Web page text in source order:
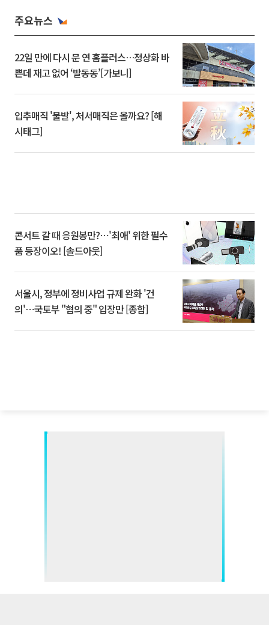
주요뉴스
22일 만에 다시 문 연 홈플러스…정상화 바
쁜데 재고 없어 ‘발동동’[가보니]
입추매직 '불발', 처서매직은 올까요? [해
시태그]
콘서트 갈 때 응원봉만?⋯'최애' 위한 필수
품 등장이오! [솔드아웃]
서울시, 정부에 정비사업 규제 완화 '건
의'⋯국토부 "협의 중" 입장만 [종합]